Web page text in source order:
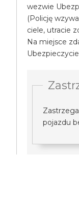
wezwie
(Policję
ciele, utracie
Na miejsce
pojazdu